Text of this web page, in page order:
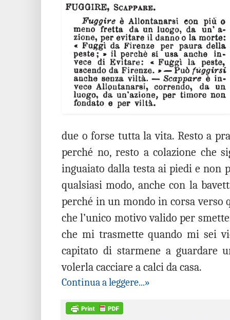
due o forse tutta la vita. Resto a
perché no, resto a colazione che
inguaiato dalla testa ai piedi e non
qualsiasi modo, anche con la
perché in un mondo in corsa verso
che l’unico motivo valido per
che mi trasmette quando mi sei
capitato di starmene a guardare
volerla cacciare a calci da casa.
Continua a leggere...»